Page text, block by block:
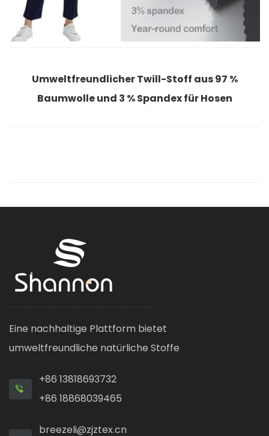
Stoff aus 97 %
für Hosen
Hochwertiger, weicher Stoff
Polyester für
Eine nachhaltige Plattform bietet
umweltfreundliche natürliche Stoffe
+86 13818693732
+86 18868039465
breezeli@zjztex.cn